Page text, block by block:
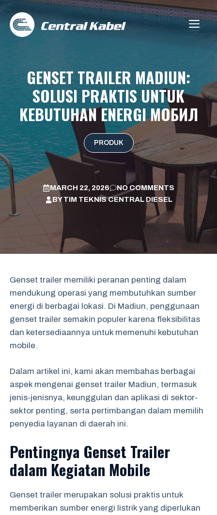
Skip
content
GENSET TRAILER MADIUN:
SOLUSI PRAKTIS UNTUK
KEBUTUHAN ENERGI МОБИЛ
PRODUK
MARCH 22, 2026
NO COMMENTS
BYTIM TEKNIS CENTRAL DIESEL
Genset trailer memiliki peranan penting dalam
mendukung operasi yang membutuhkan sumber
energi di berbagai lokasi. Di Madiun, penggunaan
genset trailer semakin populer karena fleksibilitas
dan ketersediaannya untuk memenuhi kebutuhan
mobile.
Dalam artikel ini, kami akan membahas berbagai
aspek mengenai genset trailer Madiun, termasuk
jenis-jenisnya, keunggulan dan aplikasi di sektor-
sektor penting, serta pertimbangan dalam memilih
penyedia layanan di daerah ini.
Pentingnya Genset Trailer
dalam Kegiatan Mobile
Genset trailer merupakan solusi praktis untuk
memberikan sumber energi listrik yang diperlukan